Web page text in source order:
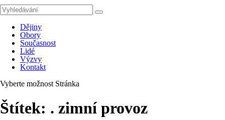
Dějiny
Obory
Současnost
Lidé
Výzvy
Kontakt
Vyberte možnost Stránka
Štítek: . zimní provoz